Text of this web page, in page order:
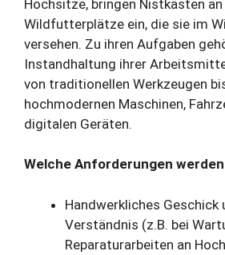
Hochsitze, bringen Nistkästen
Wildfutterplätze ein, die sie im
versehen. Zu ihren Aufgaben
Instandhaltung ihrer
von traditionellen Werkzeugen
hochmodernen Maschinen,
digitalen Geräten.
Welche Anforderungen
Handwerkliches Geschick
Verständnis (z.B. bei
Reparaturarbeiten an